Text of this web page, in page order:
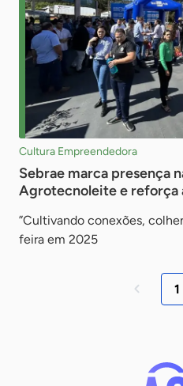
Cultura Empreendedora
Sebrae marca presença
Agrotecnoleite e reforça
”Cultivando conexões,
feira em 2025
1